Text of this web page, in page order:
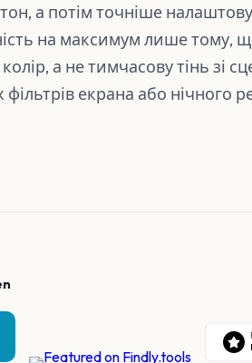
а потім точніше
на максимум лише тому,
а не тимчасову тінь зі
екрана або нічного